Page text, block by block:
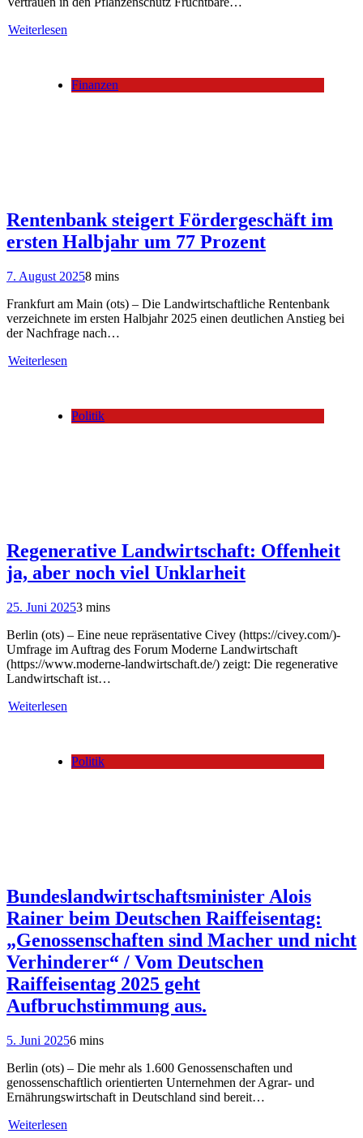
Weiterlesen
Finanzen
Rentenbank steigert Fördergeschäft im
ersten Halbjahr um 77 Prozent
7. August 20258 mins
Frankfurt am Main (ots) – Die Landwirtschaftliche Rentenbank
verzeichnete im ersten Halbjahr 2025 einen deutlichen Anstieg bei
der Nachfrage nach…
Weiterlesen
Politik
Regenerative Landwirtschaft: Offenheit
ja, aber noch viel Unklarheit
25. Juni 20253 mins
Berlin (ots) – Eine neue repräsentative Civey (https://civey.com/)-
Umfrage im Auftrag des Forum Moderne Landwirtschaft
(https://www.moderne-landwirtschaft.de/) zeigt: Die regenerative
Landwirtschaft ist…
Weiterlesen
Politik
Bundeslandwirtschaftsminister Alois
Rainer beim Deutschen Raiffeisentag:
„Genossenschaften sind Macher und nicht
Verhinderer“ / Vom Deutschen
Raiffeisentag 2025 geht
Aufbruchstimmung aus.
5. Juni 20256 mins
Berlin (ots) – Die mehr als 1.600 Genossenschaften und
genossenschaftlich orientierten Unternehmen der Agrar- und
Ernährungswirtschaft in Deutschland sind bereit…
Weiterlesen